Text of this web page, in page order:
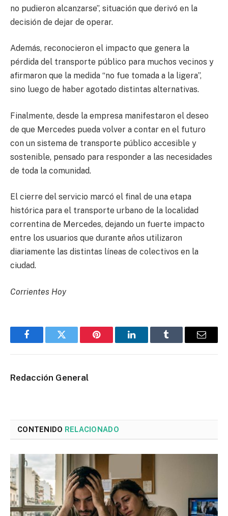
no pudieron alcanzarse”, situación que derivó en la
decisión de dejar de operar.
Además, reconocieron el impacto que genera la
pérdida del transporte público para muchos vecinos y
afirmaron que la medida “no fue tomada a la ligera”,
sino luego de haber agotado distintas alternativas.
Finalmente, desde la empresa manifestaron el deseo
de que Mercedes pueda volver a contar en el futuro
con un sistema de transporte público accesible y
sostenible, pensado para responder a las necesidades
de toda la comunidad.
El cierre del servicio marcó el final de una etapa
histórica para el transporte urbano de la localidad
correntina de Mercedes, dejando un fuerte impacto
entre los usuarios que durante años utilizaron
diariamente las distintas líneas de colectivos en la
ciudad.
Corrientes Hoy
FacebookTwitter Pinterest LinkedInTumblr Email
Redacción General
CONTENIDO RELACIONADO